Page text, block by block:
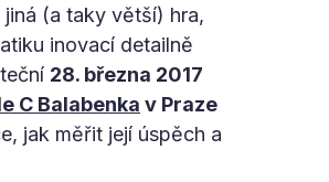
(a taky větší) hra,
inovací detailně
28. března 2017
C Balabenka v Praze
jak měřit její úspěch a